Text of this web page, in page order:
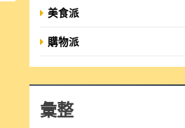
美食派
購物派
彙整